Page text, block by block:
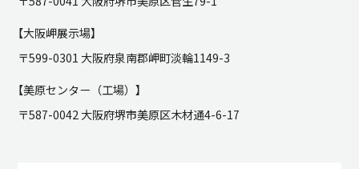
【大阪岬展示場】
〒599-0301 大阪府泉南郡岬町淡輪1149-3
【美原センター（工場）】
〒587-0042 大阪府堺市美原区木材通4-6-17